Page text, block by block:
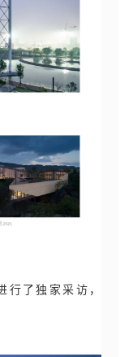
行了独 家采 访 ，